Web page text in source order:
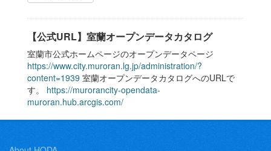
【公式URL】室蘭オープンデータカタログ
室蘭市公式ホームページのオープンデータページ
https://www.city.muroran.lg.jp/administration/?
content=1939 室蘭オープンデータカタログへのURLで
す。 https://murorancity-opendata-
muroran.hub.arcgis.com/